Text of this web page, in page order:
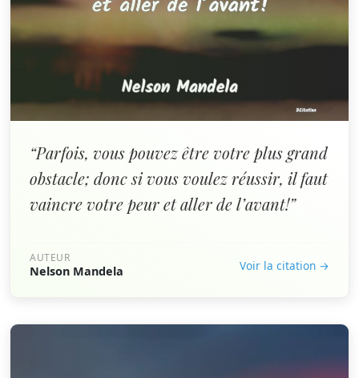
“Parfois, vous pouvez être votre plus grand
obstacle; donc si vous voulez réussir, il faut
vaincre votre peur et aller de l’avant!”
AUTEUR
Nelson Mandela Voir la citation →